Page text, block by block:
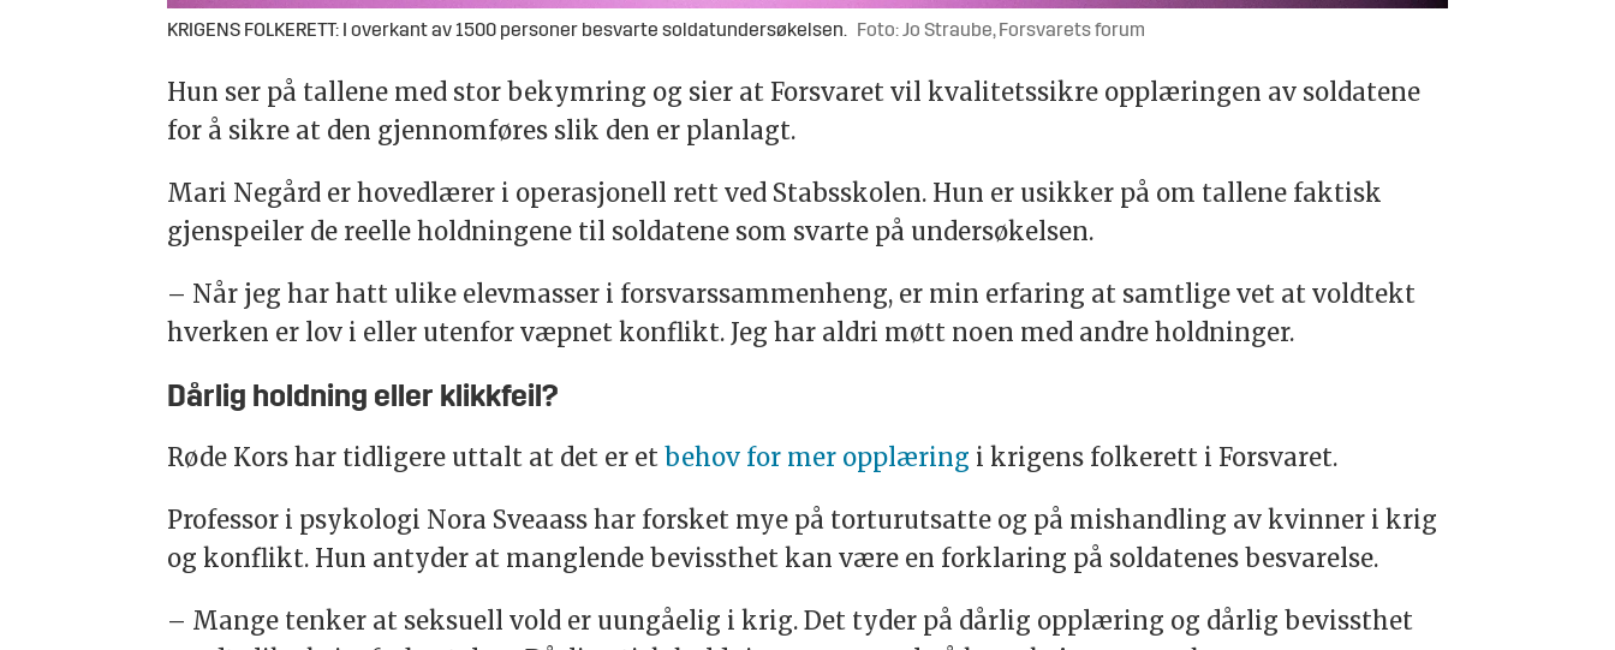
KRIGENS FOLKERETT: I overkant av 1500 personer besvarte soldatundersøkelsen. Foto: Jo Straube, Forsvarets forum
Hun ser på tallene med stor bekymring og sier at Forsvaret vil kvalitetssikre opplæringen av soldatene
for å sikre at den gjennomføres slik den er planlagt.
Mari Negård er hovedlærer i operasjonell rett ved Stabsskolen. Hun er usikker på om tallene faktisk
gjenspeiler de reelle holdningene til soldatene som svarte på undersøkelsen.
– Når jeg har hatt ulike elevmasser i forsvarssammenheng, er min erfaring at samtlige vet at voldtekt
hverken er lov i eller utenfor væpnet konflikt. Jeg har aldri møtt noen med andre holdninger.
Dårlig holdning eller klikkfeil?
Røde Kors har tidligere uttalt at det er etbehov for mer opplæring i krigens folkerett i Forsvaret.
Professor i psykologi Nora Sveaass har forsket mye på torturutsatte og på mishandling av kvinner i krig
og konflikt. Hun antyder at manglende bevissthet kan være en forklaring på soldatenes besvarelse.
– Mange tenker at seksuell vold er uungåelig i krig. Det tyder på dårlig opplæring og dårlig bevissthet